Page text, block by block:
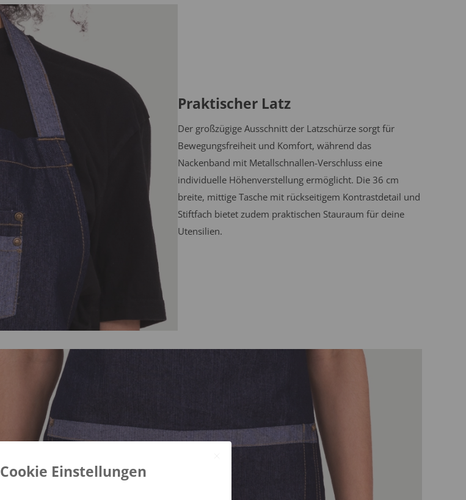
Praktischer Latz
Der großzügige Ausschnitt der Latzschürze sorgt für
Bewegungsfreiheit und Komfort, während das
Nackenband mit Metallschnallen-Verschluss eine
individuelle Höhenverstellung ermöglicht. Die 36 cm
breite, mittige Tasche mit rückseitigem Kontrastdetail und
Stiftfach bietet zudem praktischen Stauraum für deine
Utensilien.
Cookie Einstellungen